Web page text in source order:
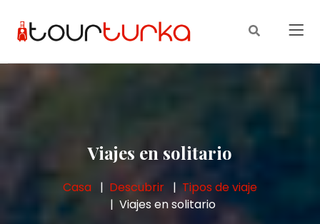
Viajes en solitario
Casa Descubrir
Tipos de viaje
Viajes en solitario